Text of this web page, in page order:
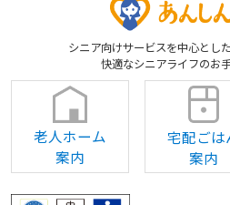
シニア向けサービスを中心とし
快適なシニアライフのお
老人ホーム
案内
宅配ごは
案内